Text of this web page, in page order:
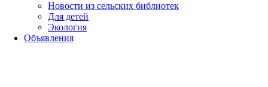
Новости из сельских библиотек
Для детей
Экология
Объявления